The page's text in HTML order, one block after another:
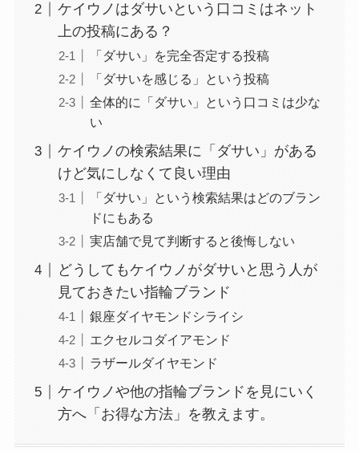
ケイウノはダサいという口コミはネット
上の投稿にある？
「ダサい」を完全否定する投稿
「ダサいを感じる」という投稿
全体的に「ダサい」という口コミは少な
い
ケイウノの検索結果に「ダサい」がある
けど気にしなくて良い理由
「ダサい」という検索結果はどのブラン
ドにもある
実店舗で見て判断すると後悔しない
どうしてもケイウノがダサいと思う人が
見ておきたい指輪ブランド
銀座ダイヤモンドシライシ
エクセルコダイアモンド
ラザールダイヤモンド
ケイウノや他の指輪ブランドを見にいく
方へ「お得な方法」を教えます。